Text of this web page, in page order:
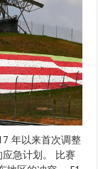
年以来首次调整
急计划。 比赛